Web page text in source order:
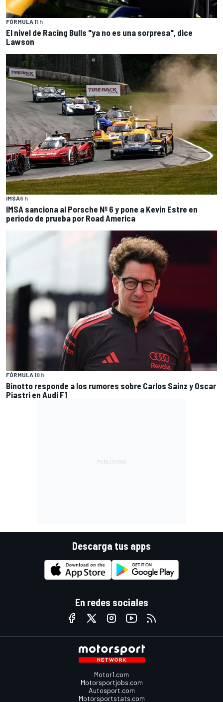
FÓRMULA 11 h
El nivel de Racing Bulls "ya no es una sorpresa", dice
Lawson
IMSA6 h
IMSA sanciona al Porsche Nº 6 y pone a Kevin Estre en
periodo de prueba por Road America
FÓRMULA 18 h
Binotto responde a los rumores sobre Carlos Sainz y Oscar
Piastri en Audi F1
Descarga tus apps
En redes sociales
Motor1.com
Motorsportjobs.com
Autosport.com
Motorsportstats.com